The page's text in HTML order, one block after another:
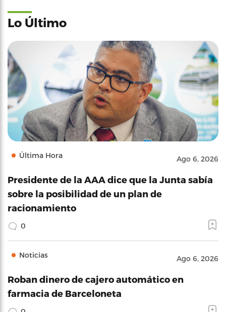
Lo Último
Última Hora Ago 6, 2026
Presidente de la AAA dice que la Junta sabía
sobre la posibilidad de un plan de
racionamiento
0
Noticias Ago 6, 2026
Roban dinero de cajero automático en
farmacia de Barceloneta